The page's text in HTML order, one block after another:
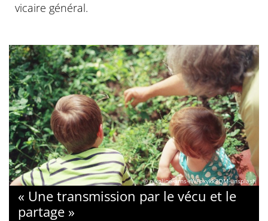
vicaire général.
© nikoline-arns-rWFpxykk3QM-unsplash
« Une transmission par le vécu et le
partage »